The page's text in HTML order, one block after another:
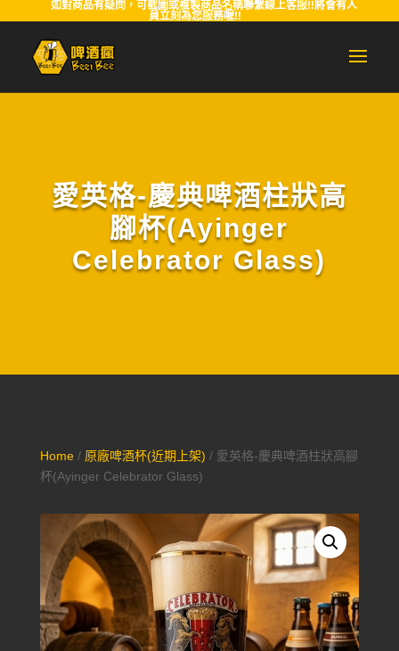
如對商品有疑問，可截圖或複製商品名稱聯繫線上客服!!將會有人
員立刻為您服務喔!!
愛英格-慶典啤酒柱狀高
腳杯(Ayinger
Celebrator Glass)
Home/ 原廠啤酒杯(近期上架) / 愛英格-慶典啤酒柱狀高腳
杯(Ayinger Celebrator Glass)